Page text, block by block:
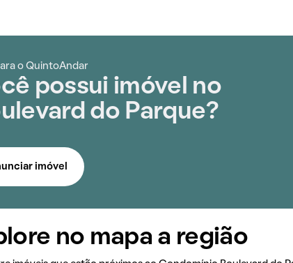
o QuintoAndar
possui imóvel no
do Parque?
imóvel
no mapa a região